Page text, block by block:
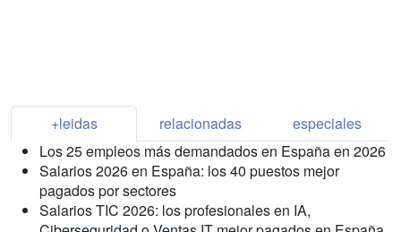
+leidas relacionadas
especiales
Los 25 empleos más demandados en España en 2026
Salarios 2026 en España: los 40 puestos mejor
pagados por sectores
Salarios TIC 2026: los profesionales en IA,